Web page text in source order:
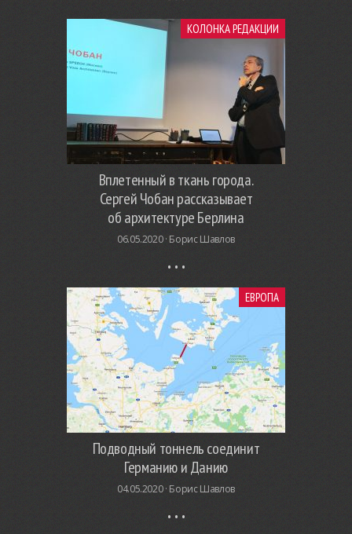
КОЛОНКА РЕДАКЦИИ
Вплетенный в ткань города.
Сергей Чобан рассказывает
об архитектуре Берлина
06.05.2020 · Борис Шавлов
ЕВРОПА
Подводный тоннель соединит
Германию и Данию
04.05.2020 · Борис Шавлов